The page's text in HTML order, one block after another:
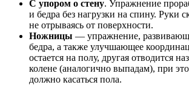
С упором о стену. Упражнение
и бедра без нагрузки на спину. Руки
не отрываясь от поверхности.
Ножницы — упражнение,
бедра, а также улучшающее
остается на полу, другая отводится
колене (аналогично выпадам), при
должно касаться пола.